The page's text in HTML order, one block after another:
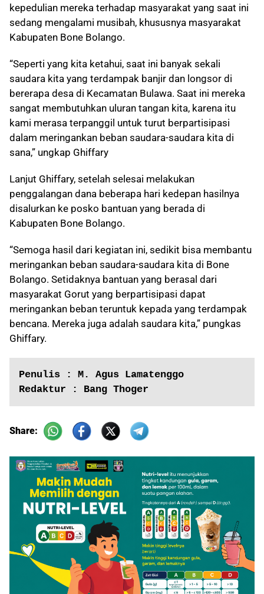
kepedulian mereka terhadap masyarakat yang saat ini
sedang mengalami musibah, khususnya masyarakat
Kabupaten Bone Bolango.
“Seperti yang kita ketahui, saat ini banyak sekali
saudara kita yang terdampak banjir dan longsor di
bererapa desa di Kecamatan Bulawa. Saat ini mereka
sangat membutuhkan uluran tangan kita, karena itu
kami merasa terpanggil untuk turut berpartisipasi
dalam meringankan beban saudara-saudara kita di
sana,” ungkap Ghiffary
Lanjut Ghiffary, setelah selesai melakukan
penggalangan dana beberapa hari kedepan hasilnya
disalurkan ke posko bantuan yang berada di
Kabupaten Bone Bolango.
“Semoga hasil dari kegiatan ini, sedikit bisa membantu
meringankan beban saudara-saudara kita di Bone
Bolango. Setidaknya bantuan yang berasal dari
masyarakat Gorut yang berpartisipasi dapat
meringankan beban teruntuk kepada yang terdampak
bencana. Mereka juga adalah saudara kita,” pungkas
Ghiffary.
Penulis : M. Agus Lamatenggo
Redaktur : Bang Thoger
Share: